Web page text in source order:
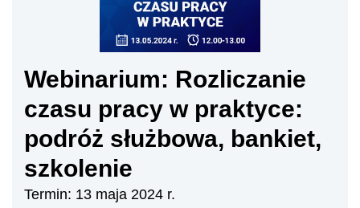
Webinarium: Rozliczanie
czasu pracy w praktyce:
podróż służbowa, bankiet,
szkolenie
Termin: 13 maja 2024 r.